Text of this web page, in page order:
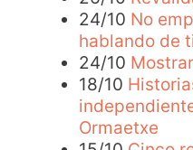
24/10 No
hablando de
24/10
18/10
Ormaetxe